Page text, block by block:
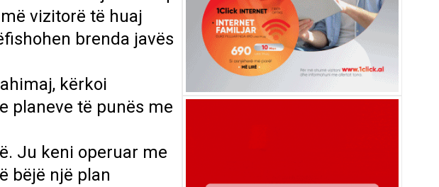
vizitorë të huaj
brenda javës
kërkoi
planeve të punës me
Ju keni operuar me
bëjë një plan